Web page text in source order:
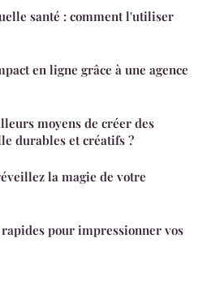
santé : comment l'utiliser
en ligne grâce à une agence
moyens de créer des
durables et créatifs ?
la magie de votre
pour impressionner vos